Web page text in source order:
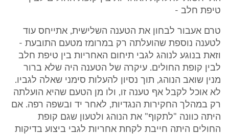
טיפת חלב -
טרם אעבור לבחון את הטענה השלישית, אתייחס עוד
לטענה נוספת שהועלתה רק במרומז מטעם התובעת -
וזאת בנוגע לנוהג לגבי תיחום האחריות בין טיפת חלב
לבין קופת החולים. עיקרה של הטענה היה שלא ברור
מנין שואב הנוהג, תוך נסיון להעלות סימני שאלה לגביו.
לא אוכל לקבל אף טענה זו, ולו מן הטעם שהיא הועלתה
רק במהלך החקירות הנגדיות, לאחר יד ובשפה רפה. אם
היתה כוונה "לתקוף" את הנוהג ולטעון שגם קופת
החולים היתה חייבת לקחת אחריות לגבי ביצוע בדיקות